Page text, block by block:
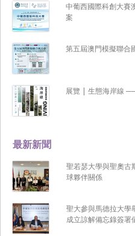
最新新聞
聖若瑟大學與聖奧古
球夥伴關係
聖大參與馬德拉大學
成立諒解備忘錄簽署
中葡西國際科創大賽
案
第五屆澳門模擬聯合
展覽 | 生態海岸線